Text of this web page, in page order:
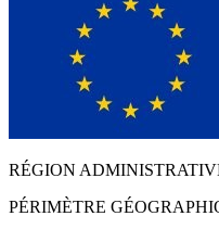
RÉGION
PÉRIMÈTRE